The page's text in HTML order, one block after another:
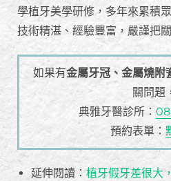
學植牙美學研修，多年來累積
技術精湛、經驗豐富，嚴謹把
如果有金屬牙冠、金屬燒附
關問題
典雅牙醫診所：
預約表單：
延伸閱讀：植牙假牙差很大